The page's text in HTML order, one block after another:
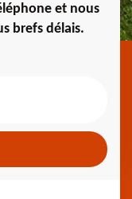
et nous
brefs délais.